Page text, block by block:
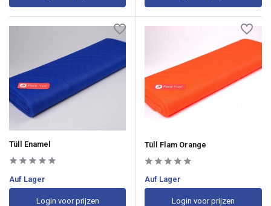
Tüll Enamel
Auf Lager
Login voor prijzen
Tüll Flam Orange
Auf Lager
Login voor prijzen